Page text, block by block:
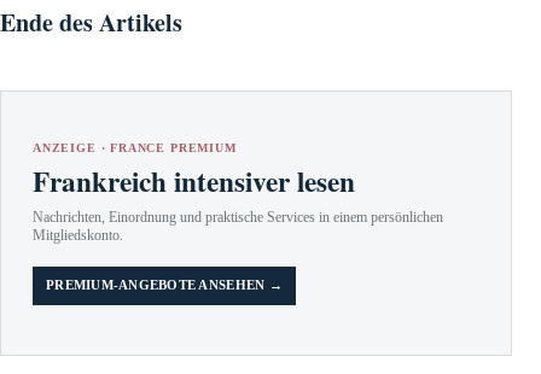
Ende des Artikels
ANZEIGE · FRANCE PREMIUM
Frankreich intensiver lesen
Nachrichten, Einordnung und praktische Services in einem persönlichen
Mitgliedskonto.
PREMIUM-ANGEBOTE ANSEHEN →